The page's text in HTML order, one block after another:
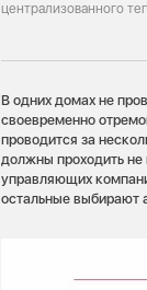
централизованного
В одних домах не
своевременно
проводится за
должны проходить не
управляющих
остальные выбирают